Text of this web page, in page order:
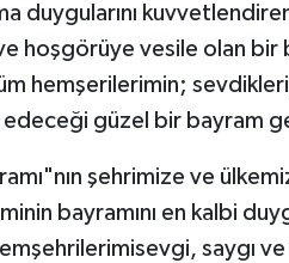
duygularını
hoşgörüye vesile olan bir
hemşerilerimin;
edeceği güzel bir bayram
şehrimize ve
bayramını en kalbi
saygı